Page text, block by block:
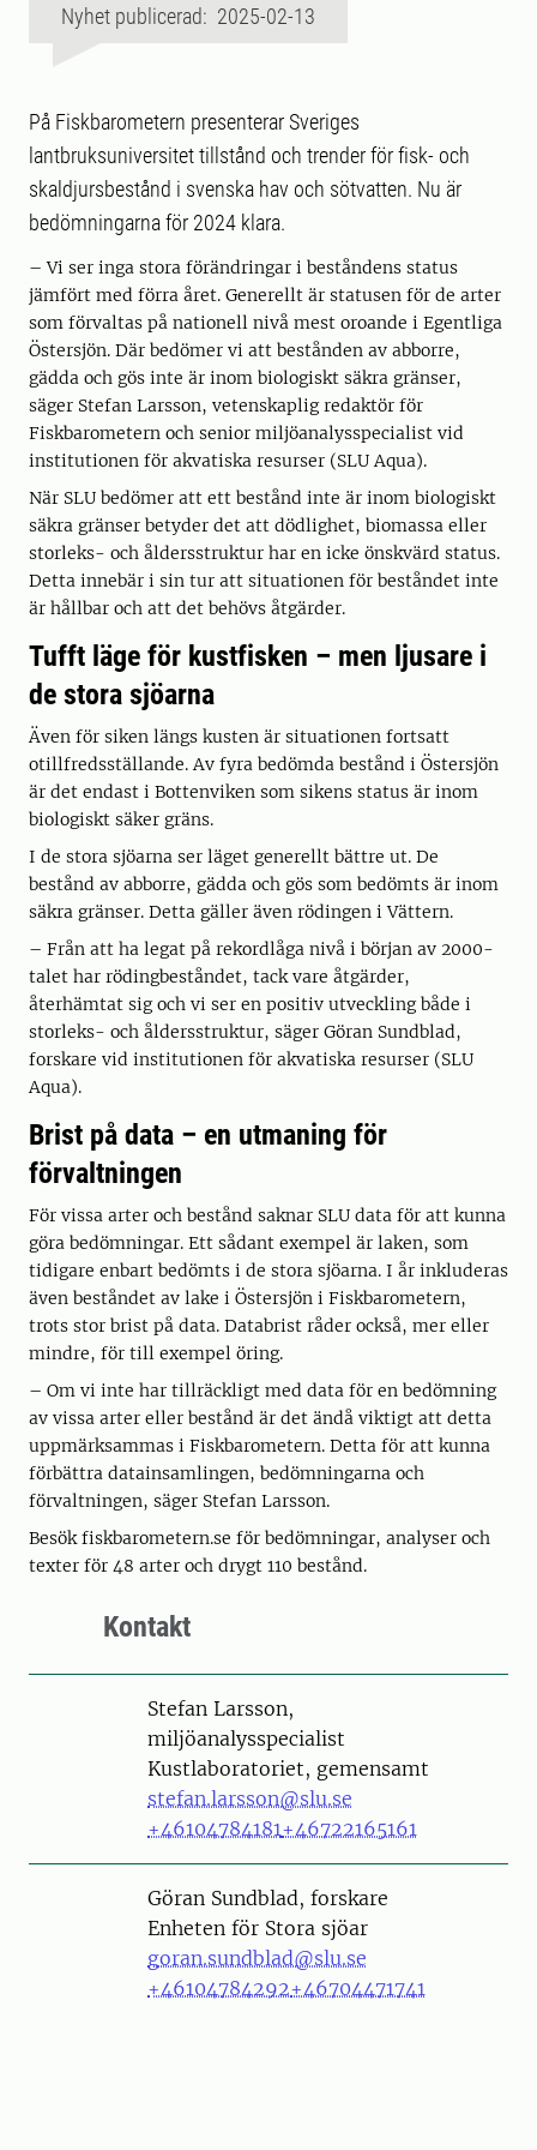
Nyhet publicerad: 2025-02-13
På Fiskbarometern presenterar Sveriges
lantbruksuniversitet tillstånd och trender för fisk- och
skaldjursbestånd i svenska hav och sötvatten. Nu är
bedömningarna för 2024 klara.
– Vi ser inga stora förändringar i beståndens status
jämfört med förra året. Generellt är statusen för de arter
som förvaltas på nationell nivå mest oroande i Egentliga
Östersjön. Där bedömer vi att bestånden av abborre,
gädda och gös inte är inom biologiskt säkra gränser,
säger Stefan Larsson, vetenskaplig redaktör för
Fiskbarometern och senior miljöanalysspecialist vid
institutionen för akvatiska resurser (SLU Aqua).
När SLU bedömer att ett bestånd inte är inom biologiskt
säkra gränser betyder det att dödlighet, biomassa eller
storleks- och åldersstruktur har en icke önskvärd status.
Detta innebär i sin tur att situationen för beståndet inte
är hållbar och att det behövs åtgärder.
Tufft läge för kustfisken – men ljusare i
de stora sjöarna
Även för siken längs kusten är situationen fortsatt
otillfredsställande. Av fyra bedömda bestånd i Östersjön
är det endast i Bottenviken som sikens status är inom
biologiskt säker gräns.
I de stora sjöarna ser läget generellt bättre ut. De
bestånd av abborre, gädda och gös som bedömts är inom
säkra gränser. Detta gäller även rödingen i Vättern.
– Från att ha legat på rekordlåga nivå i början av 2000-
talet har rödingbeståndet, tack vare åtgärder,
återhämtat sig och vi ser en positiv utveckling både i
storleks- och åldersstruktur, säger Göran Sundblad,
forskare vid institutionen för akvatiska resurser (SLU
Aqua).
Brist på data – en utmaning för
förvaltningen
För vissa arter och bestånd saknar SLU data för att kunna
göra bedömningar. Ett sådant exempel är laken, som
tidigare enbart bedömts i de stora sjöarna. I år inkluderas
även beståndet av lake i Östersjön i Fiskbarometern,
trots stor brist på data. Databrist råder också, mer eller
mindre, för till exempel öring.
– Om vi inte har tillräckligt med data för en bedömning
av vissa arter eller bestånd är det ändå viktigt att detta
uppmärksammas i Fiskbarometern. Detta för att kunna
förbättra datainsamlingen, bedömningarna och
förvaltningen, säger Stefan Larsson.
Besök fiskbarometern.se för bedömningar, analyser och
texter för 48 arter och drygt 110 bestånd.
Kontakt
PersonStefan Larsson,
miljöanalysspecialist
Kustlaboratoriet, gemensamt
stefan.larsson@slu.se
+46104784181+46722165161
PersonGöran Sundblad, forskare
Enheten för Stora sjöar
goran.sundblad@slu.se
+46104784292+46704471741